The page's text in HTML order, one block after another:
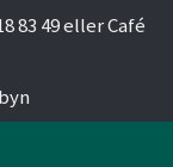
83 49 eller Café